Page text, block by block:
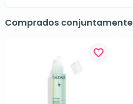
Comprados conjuntamente
favorite_border